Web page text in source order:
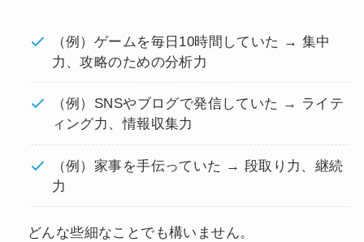
（例）ゲームを毎日10時間していた → 集中
力、攻略のための分析力
（例）SNSやブログで発信していた → ライテ
ィング力、情報収集力
（例）家事を手伝っていた → 段取り力、継続
力
どんな些細なことでも構いません。